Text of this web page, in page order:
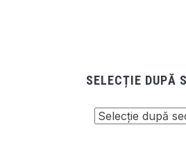
SELECȚIE DUPĂ